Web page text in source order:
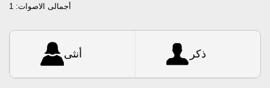
أجمالى الاصوات: 1
ذكر أنثى